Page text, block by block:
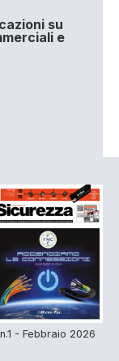
su
e
n.1 - Febbraio 2026